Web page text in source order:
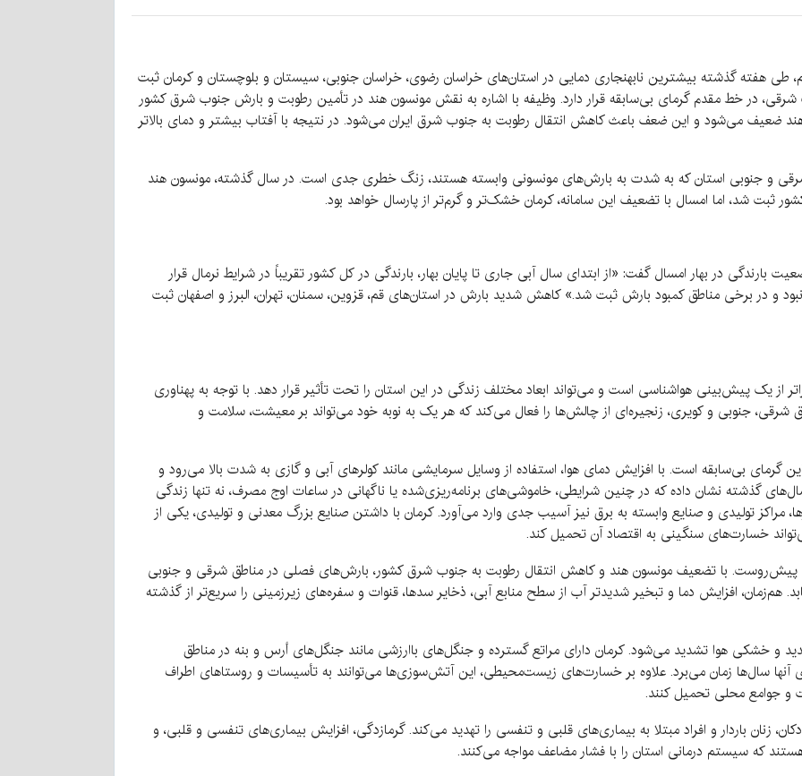
طی هفته گذشته بیشترین نابهنجاری دمایی در استان‌های خراسان رضوی، خراسان جنوبی، سیستان و بلوچستان و کرمان ثبت
در خط مقدم گرمای بی‌سابقه قرار دارد. وظیفه با اشاره به نقش مونسون هند در تأمین رطوبت و بارش جنوب شرق کشور
ضعیف می‌شود و این ضعف باعث کاهش انتقال رطوبت به جنوب شرق ایران می‌شود. در نتیجه با آفتاب بیشتر و دمای بالاتر
و جنوبی استان که به شدت به بارش‌های مونسونی وابسته هستند، زنگ خطری جدی است. در سال گذشته، مونسون هند
شد، اما امسال با تضعیف این سامانه، کرمان خشک‌تر و گرم‌تر از پارسال خواهد بود.
در بهار امسال گفت: «از ابتدای سال آبی جاری تا پایان بهار، بارندگی در کل کشور تقریباً در شرایط نرمال قرار
و در برخی مناطق کمبود بارش ثبت شد.» کاهش شدید بارش در استان‌های قم، قزوین، سمنان، تهران، البرز و اصفهان ثبت
از یک پیش‌بینی هواشناسی است و می‌تواند ابعاد مختلف زندگی در این استان را تحت تأثیر قرار دهد. با توجه به پهناوری
شرقی، جنوبی و کویری، زنجیره‌ای از چالش‌ها را فعال می‌کند که هر یک به نوبه خود می‌تواند بر معیشت، سلامت و
گرمای بی‌سابقه است. با افزایش دمای هوا، استفاده از وسایل سرمایشی مانند کولرهای آبی و گازی به شدت بالا می‌رود و
گذشته نشان داده که در چنین شرایطی، خاموشی‌های برنامه‌ریزی‌شده یا ناگهانی در ساعات اوج مصرف، نه تنها زندگی
مراکز تولیدی و صنایع وابسته به برق نیز آسیب جدی وارد می‌آورد. کرمان با داشتن صنایع بزرگ معدنی و تولیدی، یکی از
خسارت‌های سنگینی به اقتصاد آن تحمیل کند.
با تضعیف مونسون هند و کاهش انتقال رطوبت به جنوب شرق کشور، بارش‌های فصلی در مناطق شرقی و جنوبی
هم‌زمان، افزایش دما و تبخیر شدیدتر آب از سطح منابع آبی، ذخایر سدها، قنوات و سفره‌های زیرزمینی را سریع‌تر از گذشته
و خشکی هوا تشدید می‌شود. کرمان دارای مراتع گسترده و جنگل‌های باارزشی مانند جنگل‌های أرس و بنه در مناطق
سال‌ها زمان می‌برد. علاوه بر خسارت‌های زیست‌محیطی، این آتش‌سوزی‌ها می‌توانند به تأسیسات و روستاهای اطراف
و جوامع محلی تحمیل کنند.
زنان باردار و افراد مبتلا به بیماری‌های قلبی و تنفسی را تهدید می‌کند. گرمازدگی، افزایش بیماری‌های تنفسی و قلبی، و
که سیستم درمانی استان را با فشار مضاعف مواجه می‌کنند.